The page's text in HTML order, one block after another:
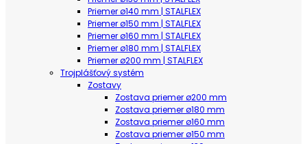
Priemer ø140 mm | STALFLEX
Priemer ø150 mm | STALFLEX
Priemer ø160 mm | STALFLEX
Priemer ø180 mm | STALFLEX
Priemer ø200 mm | STALFLEX
Trojplášťový systém
Zostavy
Zostava priemer ø200 mm
Zostava priemer ø180 mm
Zostava priemer ø160 mm
Zostava priemer ø150 mm